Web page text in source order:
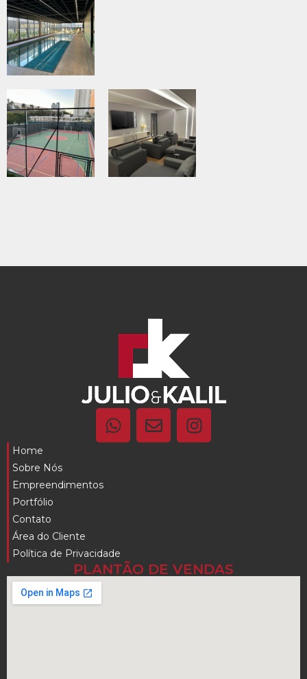
Home
Sobre Nós
Empreendimentos
Portfólio
Contato
Área do Cliente
Política de Privacidade
PLANTÃO DE VENDAS